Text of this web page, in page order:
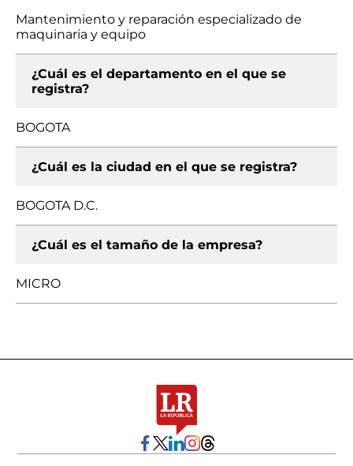
Mantenimiento y reparación especializado de
maquinaria y equipo
¿Cuál es el departamento en el que se
registra?
BOGOTA
¿Cuál es la ciudad en el que se registra?
BOGOTA D.C.
¿Cuál es el tamaño de la empresa?
MICRO